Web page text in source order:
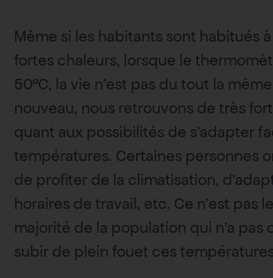
Même si les habitants sont habitués
fortes chaleurs, lorsque le
50°C, la vie n’est pas du tout la même
nouveau, nous retrouvons de très
quant aux possibilités de s’adapter
températures. Certaines personnes
de profiter de la climatisation,
horaires de travail, etc. Ce n’est pas
majorité de la population qui n’a pas
subir de plein fouet ces